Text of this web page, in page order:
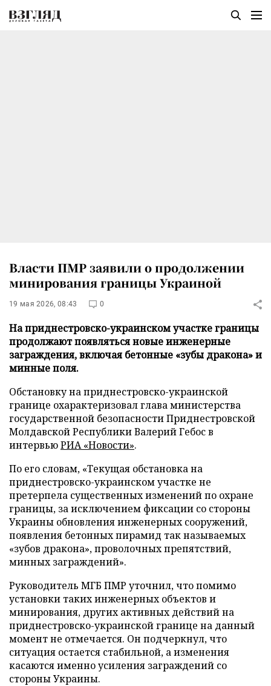
Власти ПМР заявили о продолжении
минирования границы Украиной
19 мая 2026, 08:43 0
На приднестровско-украинском участке границы
продолжают появляться новые инженерные
заграждения, включая бетонные «зубы дракона» и
минные поля.
Обстановку на приднестровско-украинской
границе охарактеризовал глава министерства
государственной безопасности Приднестровской
Молдавской Республики Валерий Гебос в
интервьюРИА «Новости».
По его словам, «Текущая обстановка на
приднестровско-украинском участке не
претерпела существенных изменений по охране
границы, за исключением фиксации со стороны
Украины обновления инженерных сооружений,
появления бетонных пирамид так называемых
«зубов дракона», проволочных препятствий,
минных заграждений».
Руководитель МГБ ПМР уточнил, что помимо
установки таких инженерных объектов и
минирования, других активных действий на
приднестровско-украинской границе на данный
момент не отмечается. Он подчеркнул, что
ситуация остается стабильной, а изменения
касаются именно усиления заграждений со
стороны Украины.